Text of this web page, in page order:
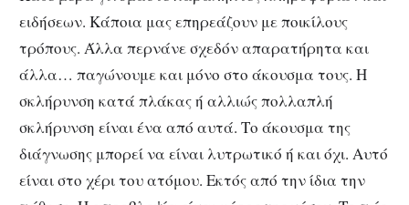
ειδήσεων. Κάποια μας επηρεάζουν με ποικίλους
τρόπους. Άλλα περνάνε σχεδόν απαρατήρητα και
άλλα… παγώνουμε και μόνο στο άκουσμα τους. Η
σκλήρυνση κατά πλάκας ή αλλιώς πολλαπλή
σκλήρυνση είναι ένα από αυτά. Το άκουσμα της
διάγνωσης μπορεί να είναι λυτρωτικό ή και όχι. Αυτό
είναι στο χέρι του ατόμου. Εκτός από την ίδια την